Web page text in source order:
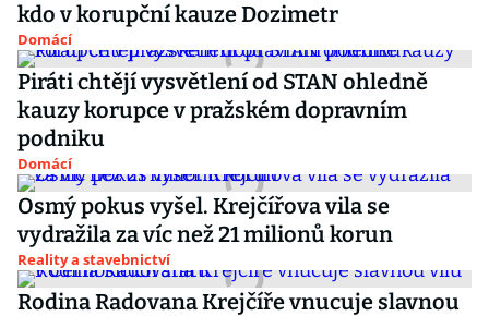
kdo v korupční kauze Dozimetr
Domácí
Piráti chtějí vysvětlení od STAN ohledně
kauzy korupce v pražském dopravním
podniku
Domácí
Osmý pokus vyšel. Krejčířova vila se
vydražila za víc než 21 milionů korun
Reality a stavebnictví
Rodina Radovana Krejčíře vnucuje slavnou